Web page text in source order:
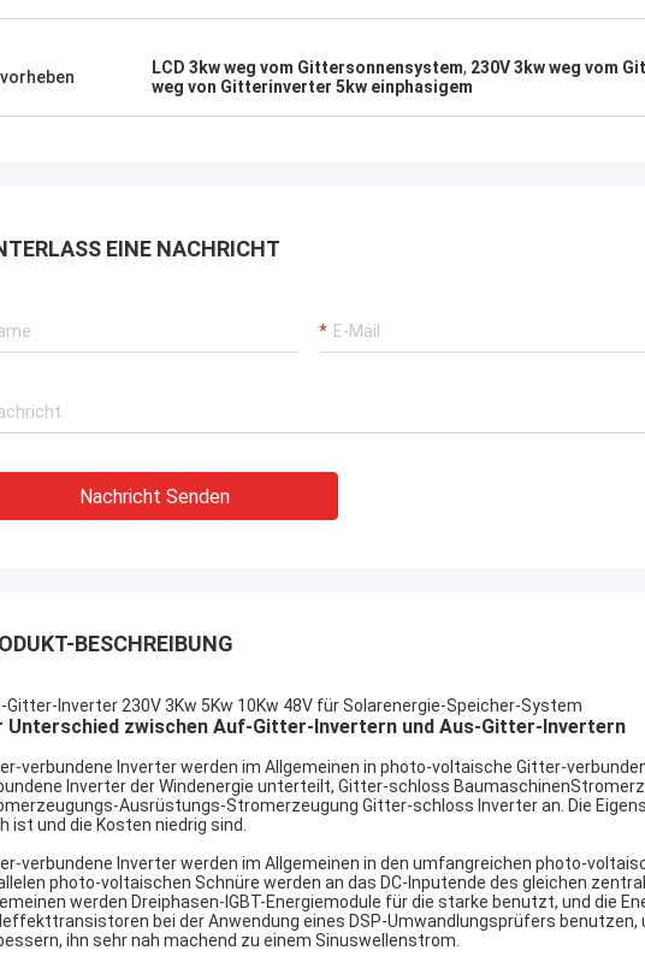
LCD 3kw weg vom Gittersonnensystem, 230V 3kw weg vom
weg von Gitterinverter 5kw einphasigem
EINE NACHRICHT
Nachricht Senden
BESCHREIBUNG
Gitter-Inverter 230V 3Kw 5Kw 10Kw 48V für Solarenergie-Speicher-System
Unterschied zwischen Auf-Gitter-Invertern und Aus-Gitter-Invertern
verbundene Inverter werden im Allgemeinen in photo-voltaische Gitter-
Inverter der Windenergie unterteilt, Gitter-schloss
Ausrüstungs-Stromerzeugung Gitter-schloss Inverter an. Die
ist und die Kosten niedrig sind.
verbundene Inverter werden im Allgemeinen in den umfangreichen photo-
photo-voltaischen Schnüre werden an das DC-Inputende des gleichen
werden Dreiphasen-IGBT-Energiemodule für die starke benutzt, und die
bei der Anwendung eines DSP-Umwandlungsprüfers benutzen,
ihn sehr nah machend zu einem Sinuswellenstrom.